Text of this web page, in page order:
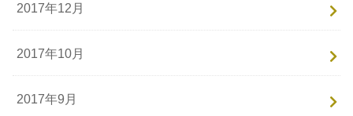
2017年12月
2017年10月
2017年9月